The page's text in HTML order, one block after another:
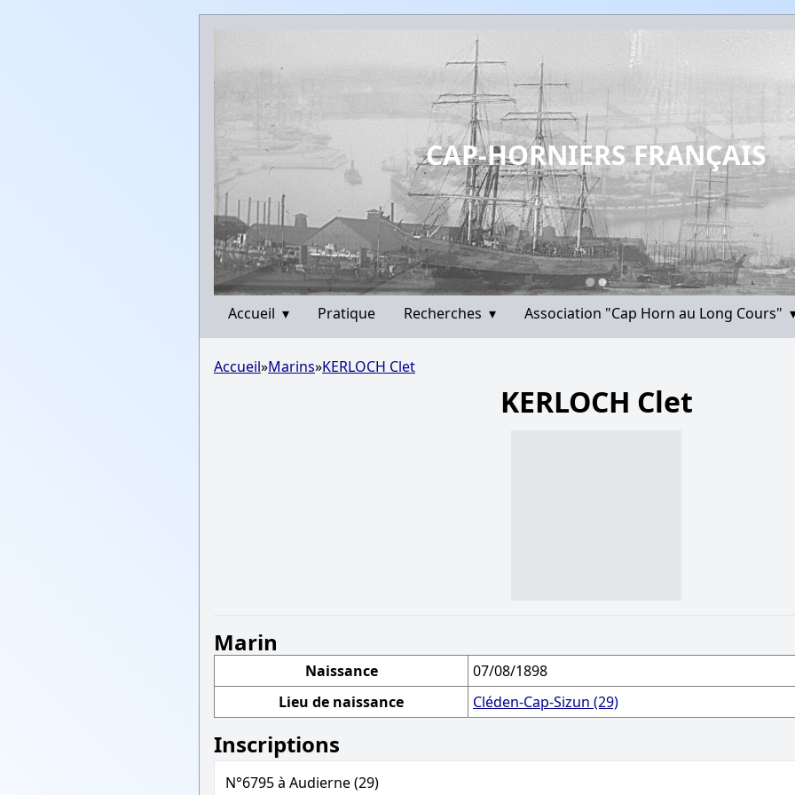
CAP-HORNIERS FRANÇAIS
Accueil ▾ Pratique Recherches ▾ Association "Cap Horn au Long Cours"
Accueil»Marins»KERLOCH Clet
KERLOCH Clet
Marin
Naissance
07/08/1898
Lieu de naissance
Cléden-Cap-Sizun (29)
Inscriptions
N°6795 à Audierne (29)